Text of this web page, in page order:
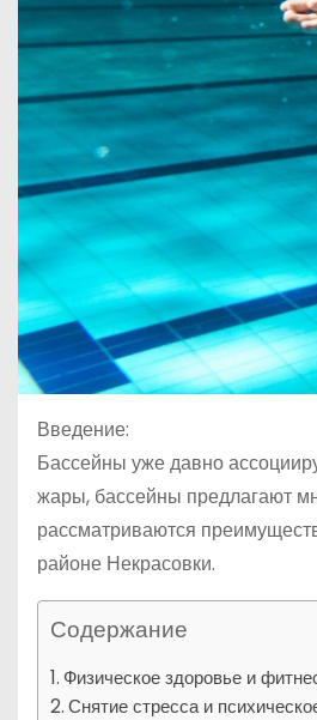
Введение:
Бассейны уже давно
жары, бассейны предлагают
рассматриваются
районе Некрасовки.
Содержание
Физическое здоровье и
Снятие стресса и